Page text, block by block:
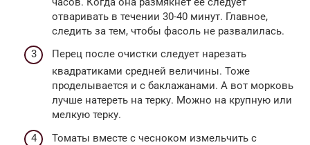
отваривать в течении 30-40 минут. Главное,
следить за тем, чтобы фасоль не развалилась.
Перец после очистки следует нарезать
квадратиками средней величины. Тоже
проделывается и с баклажанами. А вот морковь
лучше натереть на терку. Можно на крупную или
мелкую терку.
Томаты вместе с чесноком измельчить с